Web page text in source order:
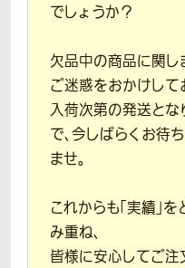
でしょうか？
欠品中の商品に関し
ご迷惑をおかけして
入荷次第の発送とな
で、今しばらくお待
ませ。
これからも「実績」
み重ね、
皆様に安心してご注